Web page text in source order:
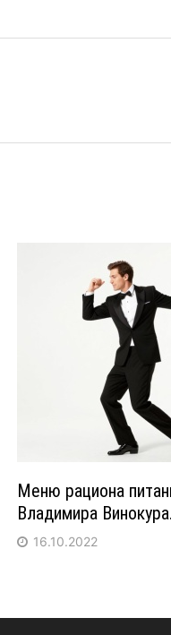
Меню рациона
Владимира Винокура.
16.10.2022